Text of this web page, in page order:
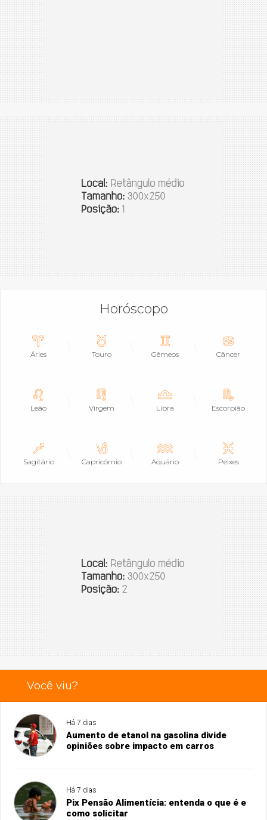
Horóscopo
Áries Touro Gêmeos Câncer
Leão Virgem Libra Escorpião
Sagitário Capricórnio Aquário Peixes
Você viu?
Há 7 dias
Aumento de etanol na gasolina divide
opiniões sobre impacto em carros
Há 7 dias
Pix Pensão Alimentícia: entenda o que é e
como solicitar